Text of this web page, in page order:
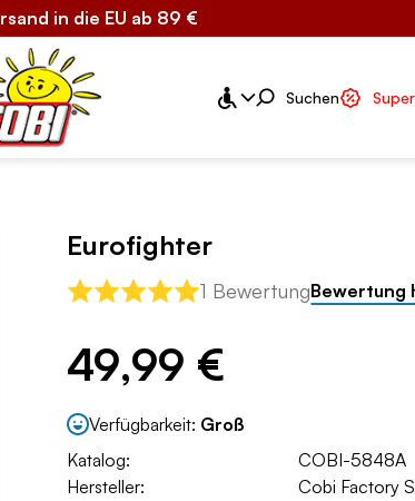
in die EU ab 89 €
Suchen
Eurofighter
1 BewertungBewertung
49,99 €
Verfügbarkeit: Groß
Katalog:
COBI-5848A
Hersteller:
Cobi Factory